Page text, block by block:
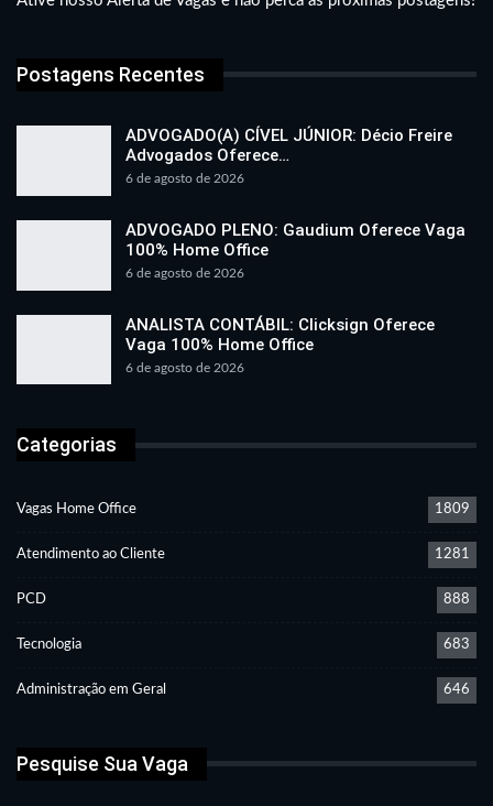
Postagens Recentes
ADVOGADO(A) CÍVEL JÚNIOR: Décio Freire
Advogados Oferece…
6 de agosto de 2026
ADVOGADO PLENO: Gaudium Oferece Vaga
100% Home Office
6 de agosto de 2026
ANALISTA CONTÁBIL: Clicksign Oferece
Vaga 100% Home Office
6 de agosto de 2026
Categorias
Vagas Home Office 1809
Atendimento ao Cliente 1281
PCD 888
Tecnologia 683
Administração em Geral 646
Pesquise Sua Vaga